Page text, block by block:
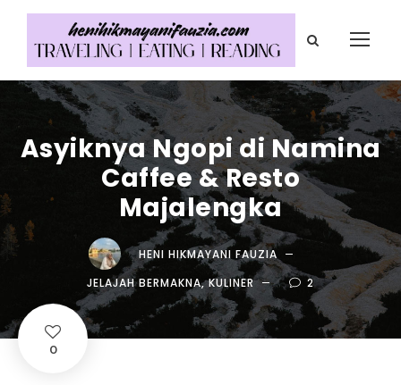
Asyiknya Ngopi di Namina
Caffee & Resto
Majalengka
HENI HIKMAYANI FAUZIA
JELAJAH BERMAKNA, KULINER 2
0